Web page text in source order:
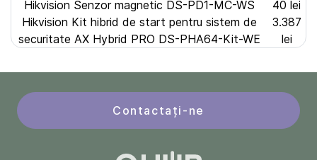
Hikvision Senzor magnetic DS-PD1-MC-WS
40 lei
Hikvision Kit hibrid de start pentru sistem de
securitate AX Hybrid PRO DS-PHA64-Kit-WE
3.387
lei
Contactați-ne